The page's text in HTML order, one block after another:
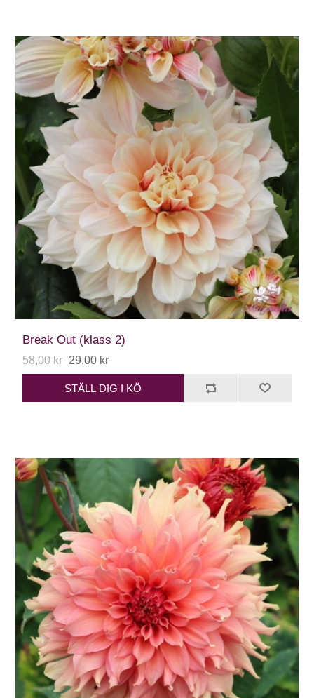
Break Out (klass 2)
58,00 kr 29,00 kr
STÄLL DIG I KÖ